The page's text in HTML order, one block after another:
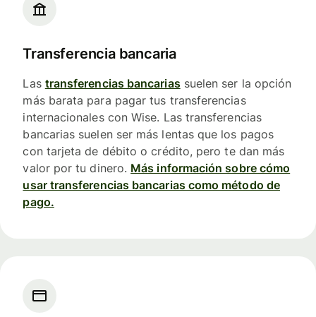
Transferencia bancaria
Las transferencias bancariassuelen ser la opción
más barata para pagar tus transferencias
internacionales con Wise. Las transferencias
bancarias suelen ser más lentas que los pagos
con tarjeta de débito o crédito, pero te dan más
valor por tu dinero. Más información sobre cómo
usar transferencias bancarias como método de
pago.